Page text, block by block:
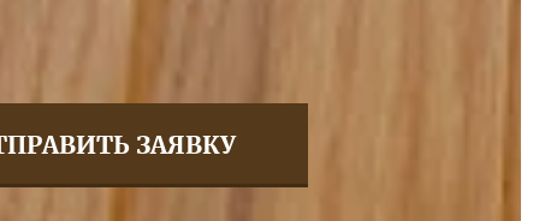
ЗАЯВКУ